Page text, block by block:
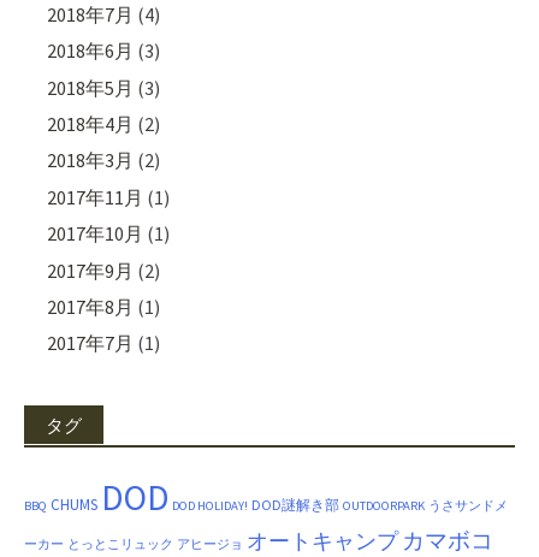
2018年7月 (4)
2018年6月 (3)
2018年5月 (3)
2018年4月 (2)
2018年3月 (2)
2017年11月 (1)
2017年10月 (1)
2017年9月 (2)
2017年8月 (1)
2017年7月 (1)
タグ
BBQ CHUMS DOD DOD HOLIDAY! DOD謎解き部 OUTDOORPARK うさサンドメ
ーカー とっとこリュック アヒージョ オートキャンプ カマボコ